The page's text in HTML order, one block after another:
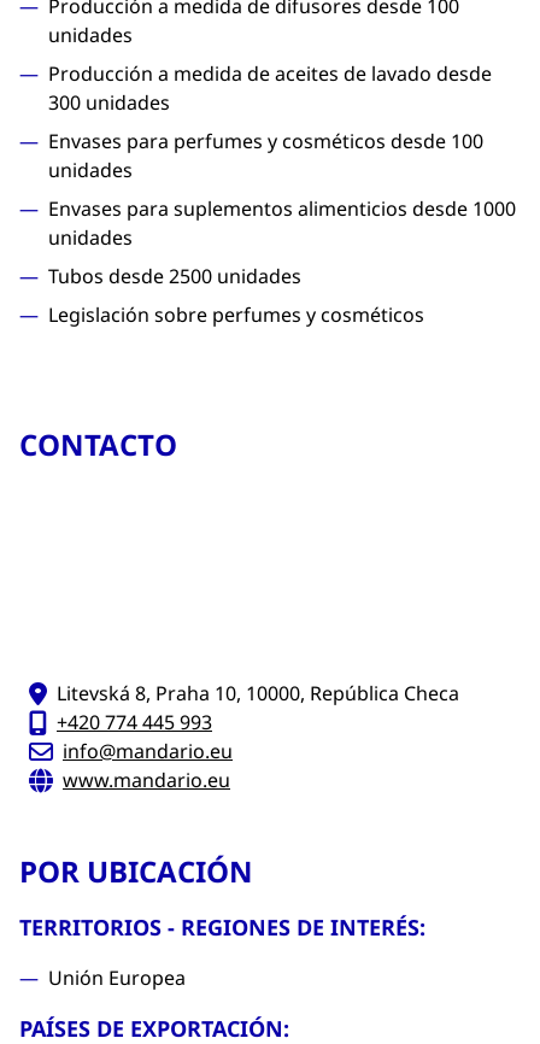
Producción a medida de difusores desde 100
unidades
Producción a medida de aceites de lavado desde
300 unidades
Envases para perfumes y cosméticos desde 100
unidades
Envases para suplementos alimenticios desde 1000
unidades
Tubos desde 2500 unidades
Legislación sobre perfumes y cosméticos
CONTACTO
Litevská 8, Praha 10, 10000, República Checa
+420 774 445 993
info@mandario.eu
www.mandario.eu
POR UBICACIÓN
TERRITORIOS - REGIONES DE INTERÉS:
Unión Europea
PAÍSES DE EXPORTACIÓN: